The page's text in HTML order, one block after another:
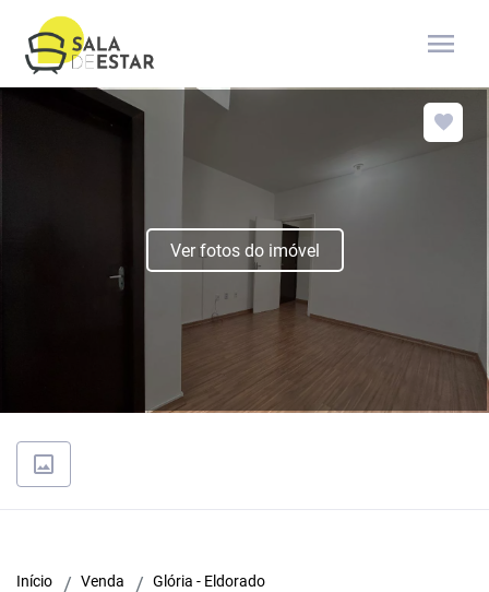
menu
Ver fotos do imóvel
Início Venda Glória - Eldorado